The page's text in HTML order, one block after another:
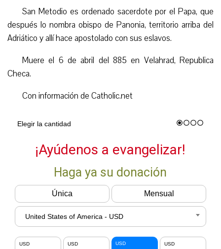
San Metodio es ordenado sacerdote por el Papa, que
después lo nombra obispo de Panonia, territorio arriba del
Adriático y allí hace apostolado con sus eslavos.
Muere el 6 de abril del 885 en Velahrad, Republica
Checa.
Con información de Catholic.net